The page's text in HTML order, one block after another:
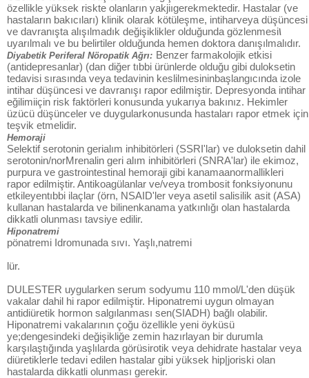
özellikle yüksek riskte olanların yakjiıgerekmektedir. Hastalar (ve
hastaların bakıcıları) klinik olarak kötüleşme, intiharveya düşüncesi
ve davranışta alışılmadık değişiklikler olduğunda gözlenmesi\
uyarılmalı ve bu belirtiler olduğunda hemen doktora danışılmalıdır.
Diyabetik Periferal Nöropatik Ağrı: Benzer farmakolojik etkisi
(antidepresanlar) (dan diğer tıbbi ürünlerde olduğu gibi duloksetin
tedavisi sırasında veya tedavinin keslilmesininbaşlangıcında izole
intihar düşüncesi ve davranışı rapor edilmiştir. Depresyonda intihar
eğilimiiçin risk faktörleri konusunda yukarıya bakınız. Hekimler
üzücü düşünceler ve duygularkonusunda hastaları rapor etmek için
teşvik etmelidir.
Hemoraji
Selektif serotonin gerialım inhibitörleri (SSRI'lar) ve duloksetin dahil
serotonin/norMrenalin geri alım inhibitörleri (SNRA'lar) ile ekimoz,
purpura ve gastrointestinal hemoraji gibi kanamaanormallikleri
rapor edilmiştir. Antikoagülanlar ve/veya trombosit fonksiyonunu
etkileyentıbbi ilaçlar (örn, NSAID'ler veya asetil salisilik asit (ASA)
kullanan hastalarda ve bilinenkanama yatkınlığı olan hastalarda
dikkatli olunması tavsiye edilir.
Hiponatremi
pönatremi Idromunada sıvı. Yaşlı,natremi
lür.
DULESTER uygularken serum sodyumu 110 mmol/L'den düşük
vakalar dahil hi rapor edilmiştir. Hiponatremi uygun olmayan
antidiüretik hormon salgılanması sen(SIADH) bağlı olabilir.
Hiponatremi vakalarının çoğu özellikle yeni öyküsü
ye;dengesindeki değişikliğe zemin hazırlayan bir durumla
karşılaştığında yaşlılarda görüsirotik veya dehidrate hastalar veya
diüretiklerle tedavi edilen hastalar gibi yüksek hip|joriski olan
hastalarda dikkatli olunması gerekir.